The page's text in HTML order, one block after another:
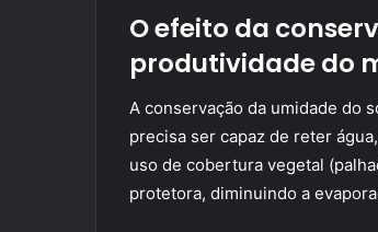
O efeito da
produtividade do
A conservação da umidade do
precisa ser capaz de reter
uso de cobertura vegetal
protetora, diminuindo a